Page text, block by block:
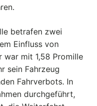
betrafen zwei
Einfluss von
war mit 1,58 Promille
sein Fahrzeug
Fahrverbots. In
durchgeführt,